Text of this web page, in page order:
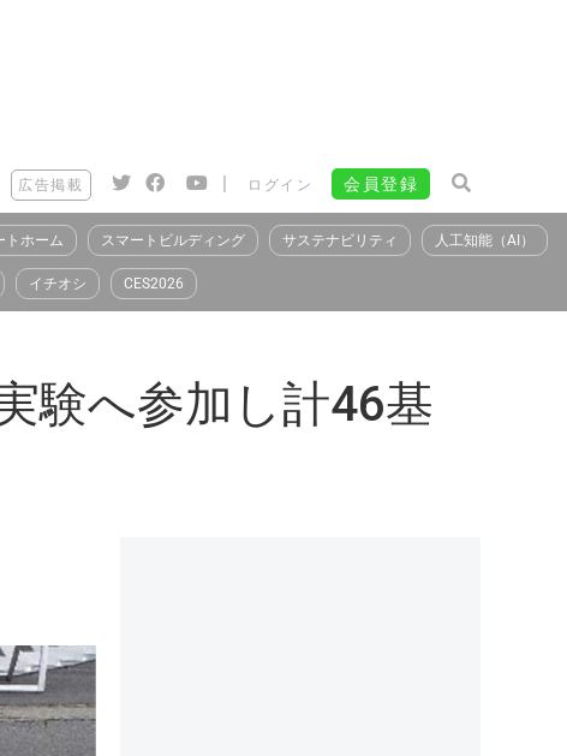
広告掲載 | ログイン 会員登録
トホーム スマートビルディング サステナビリティ 人工知能（AI）
イチオシ CES2026
験へ参加し計46基